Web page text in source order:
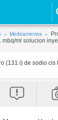
Medicamentos
ml solucion
(131 i) de sodio cis